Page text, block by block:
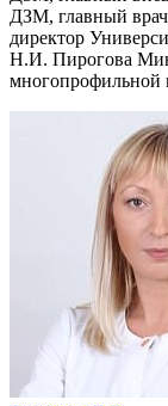
ДЗМ, главный
директор
Н.И. Пирогова
многопрофильной